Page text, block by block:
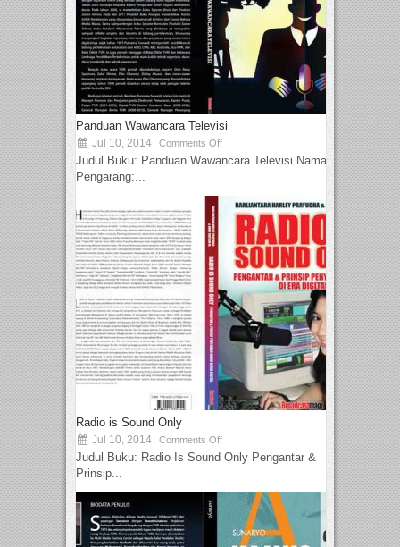
Panduan Wawancara Televisi
Jul 10, 2014 Comments Off
Judul Buku: Panduan Wawancara Televisi Nama
Pengarang:...
Radio is Sound Only
Jul 10, 2014 Comments Off
Judul Buku: Radio Is Sound Only Pengantar &
Prinsip...